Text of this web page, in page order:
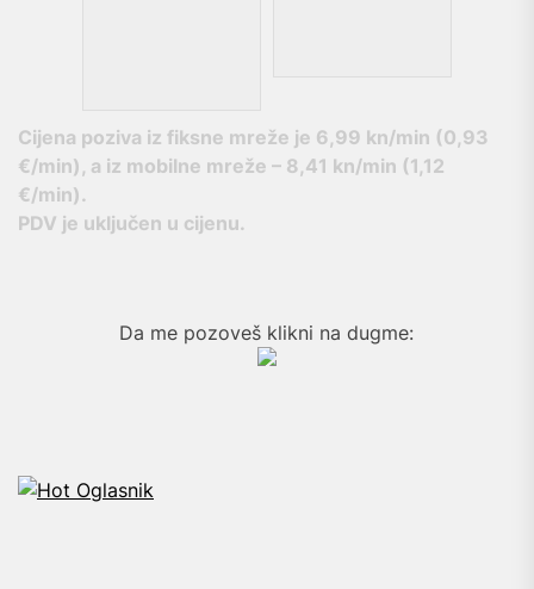
Cijena poziva iz fiksne mreže je 6,99 kn/min (0,93
€/min), a iz mobilne mreže – 8,41 kn/min (1,12
€/min).
PDV je uključen u cijenu.
Da me pozoveš klikni na dugme: